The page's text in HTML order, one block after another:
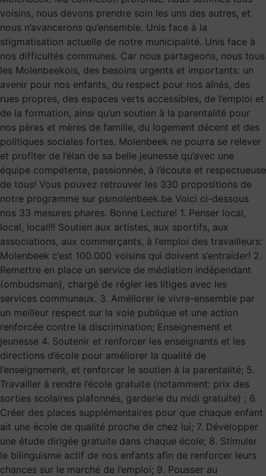
voisins, nous devons prendre soin les uns des autres, et
nous n’avancerons qu’ensemble. Unis face à la
stigmatisation actuelle de notre municipalité. Unis face à
nos difficultés communes. Car nous partageons, nous tous
les Molenbeekois, des besoins urgents et importants: un
avenir pour nos enfants, du respect pour nos aînés, des
rues propres, des espaces verts accessibles, de l’emploi et
de la formation, ainsi qu’un soutien à la parentalité pour
nos pères et mères de famille, du logement décent et des
politiques sociales fortes. Molenbeek ne pourra se relever
et profiter de l’élan de sa belle jeunesse qu’avec une
équipe compétente, passionnée, à l’écoute et respectueuse
de tous! Vous pouvez retrouver les 330 propositions de
notre programme sur psmolenbeek.be Voici ci-dessous
nos 33 mesures phares. Bonne Lecture! 1. Penser local,
local, local!!! Soutien aux artistes, aux sportifs, aux
associations, aux commerçants, à l’emploi des travailleurs:
Molenbeek c’est 100.000 voisins qui doivent s’entraider! 2.
Remettre en place un service de médiation indépendant
(ombudsman), chargé de régler les litiges avec les
services communaux. 3. Améliorer le vivre-ensemble par
un meilleur respect sur la voie publique et une action
renforcée contre la discrimination; Enseignement et
jeunesse 4. Soutenir et renforcer les enseignants et les
directions d’école pour améliorer la qualité de
l’enseignement, et renforcer le soutien à la parentalité; 5.
Travailler à rendre l’école gratuite (notamment: prix des
sorties scolaires plafonnés, garderie du midi gratuite) ; 6.
Créer des places supplémentaires pour que chaque enfant
ait une école de qualité proche de chez lui; 7. Développer
une étude dirigée gratuite dans chaque école; 8. Stimuler
le bilinguisme actif de nos enfants afin de renforcer leurs
chances sur le marché de l’emploi; 9. Pousser au